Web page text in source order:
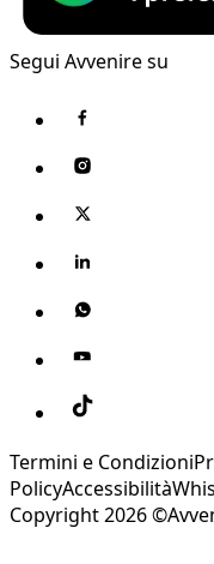
Segui Avvenire su
Termini e Condizioni
PolicyAccessibilità
Copyright 2026